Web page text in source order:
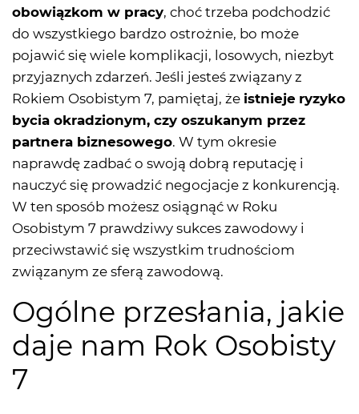
obowiązkom w pracy, choć trzeba podchodzić
do wszystkiego bardzo ostrożnie, bo może
pojawić się wiele komplikacji, losowych, niezbyt
przyjaznych zdarzeń. Jeśli jesteś związany z
Rokiem Osobistym 7, pamiętaj, że istnieje ryzyko
bycia okradzionym, czy oszukanym przez
partnera biznesowego. W tym okresie
naprawdę zadbać o swoją dobrą reputację i
nauczyć się prowadzić negocjacje z konkurencją.
W ten sposób możesz osiągnąć w Roku
Osobistym 7 prawdziwy sukces zawodowy i
przeciwstawić się wszystkim trudnościom
związanym ze sferą zawodową.
Ogólne przesłania, jakie
daje nam Rok Osobisty
7